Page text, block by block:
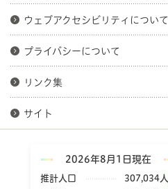
ウェブアクセシビリティについて
プライバシーについて
リンク集
サイト
2026年8月1日現在
推計人口
307,034人